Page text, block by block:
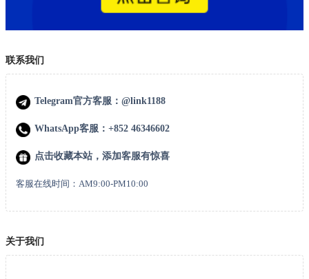
联系我们
Telegram官方客服：@link1188
WhatsApp客服：+852 46346602
点击收藏本站，添加客服有惊喜
客服在线时间：AM9:00-PM10:00
关于我们